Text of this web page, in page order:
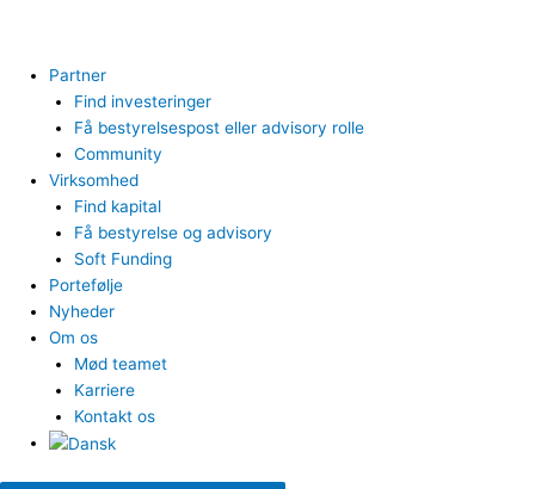
Partner
Find investeringer
Få bestyrelsespost eller advisory rolle
Community
Virksomhed
Find kapital
Få bestyrelse og advisory
Soft Funding
Portefølje
Nyheder
Om os
Mød teamet
Karriere
Kontakt os